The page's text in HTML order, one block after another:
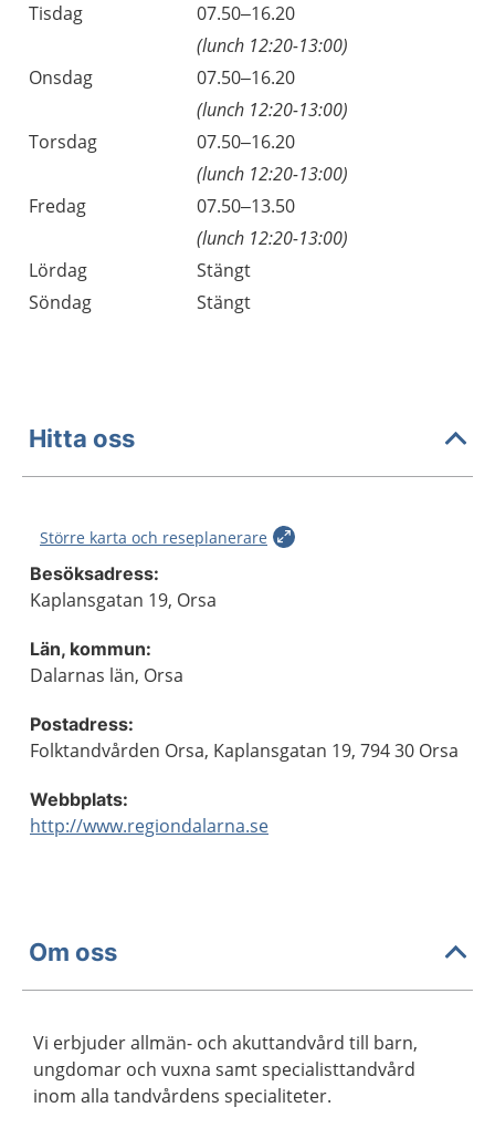
Tisdag
07.50–16.20
(lunch 12:20-13:00)
Onsdag
07.50–16.20
(lunch 12:20-13:00)
Torsdag
07.50–16.20
(lunch 12:20-13:00)
Fredag
07.50–13.50
(lunch 12:20-13:00)
Lördag
Stängt
Söndag
Stängt
Hitta oss
Större karta och reseplanerare
Besöksadress:
Kaplansgatan 19, Orsa
Län, kommun:
Dalarnas län, Orsa
Postadress:
Folktandvården Orsa, Kaplansgatan 19, 794 30 Orsa
Webbplats:
http://www.regiondalarna.se
Om oss
Vi erbjuder allmän- och akuttandvård till barn,
ungdomar och vuxna samt specialisttandvård
inom alla tandvårdens specialiteter.